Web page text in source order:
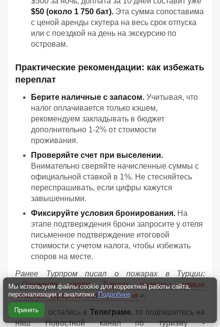
$50 (около 1 750 бат). Эта сумма сопоставима
с ценой аренды скутера на весь срок отпуска
или с поездкой на день на экскурсию по
островам.
Практические рекомендации: как избежать
переплат
Берите наличные с запасом. Учитывая, что
налог оплачивается только кэшем,
рекомендуем закладывать в бюджет
дополнительно 1-2% от стоимости
проживания.
Проверяйте счет при выселении.
Внимательно сверяйте начисленные суммы с
официальной ставкой в 1%. Не стесняйтесь
переспрашивать, если цифры кажутся
завышенными.
Фиксируйте условия бронирования. На
этапе подтверждения брони запросите у отеля
письменное подтверждение итоговой
стоимости с учетом налога, чтобы избежать
споров на месте.
Ранее Турпром писал о пожарах в Турции:
« Огненная карта Турции: названы самые
опасные курорты для туристов ».
Если вы остались в Телеграме, то подпишитесь на
наш Новостной канал по туризму -
Мы используем файлы cookie для корректной работы сайта,
персонализации и аналитики. Подробнее
Принять